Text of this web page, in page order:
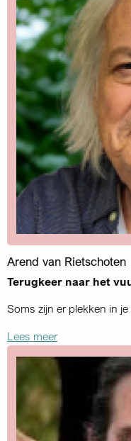
Arend van Rietschoten
Terugkeer naar het
Soms zijn er plekken in
Lees meer